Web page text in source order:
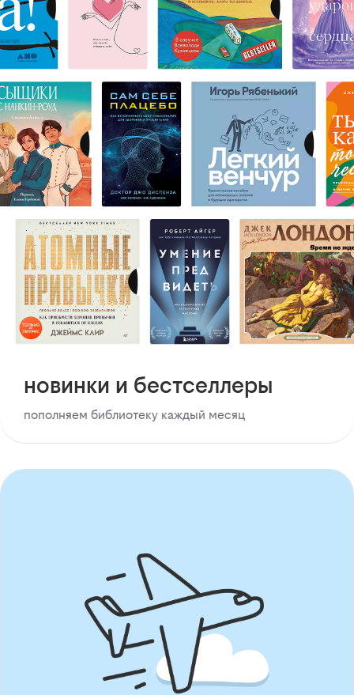
новинки и бестселлеры
пополняем библиотеку каждый месяц